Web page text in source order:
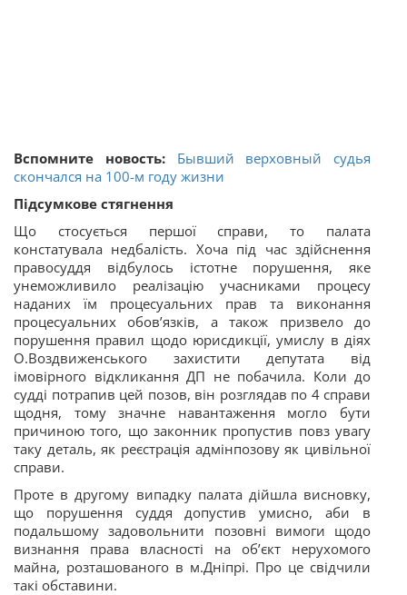
Вспомните новость: Бывший верховный судья
скончался на 100-м году жизни
Підсумкове стягнення
Що стосується першої справи, то палата
констатувала недбалість. Хоча під час здійснення
правосуддя відбулось істотне порушення, яке
унеможливило реалізацію учасниками процесу
наданих їм процесуальних прав та виконання
процесуальних обов’язків, а також призвело до
порушення правил щодо юрисдикції, умислу в діях
О.Воздвиженського захистити депутата від
імовірного відкликання ДП не побачила. Коли до
судді потрапив цей позов, він розглядав по 4 справи
щодня, тому значне навантаження могло бути
причиною того, що законник пропустив повз увагу
таку деталь, як реєстрація адмінпозову як цивільної
справи.
Проте в другому випадку палата дійшла висновку,
що порушення суддя допустив умисно, аби в
подальшому задовольнити позовні вимоги щодо
визнання права власності на об’єкт нерухомого
майна, розташованого в м.Дніпрі. Про це свідчили
такі обставини.